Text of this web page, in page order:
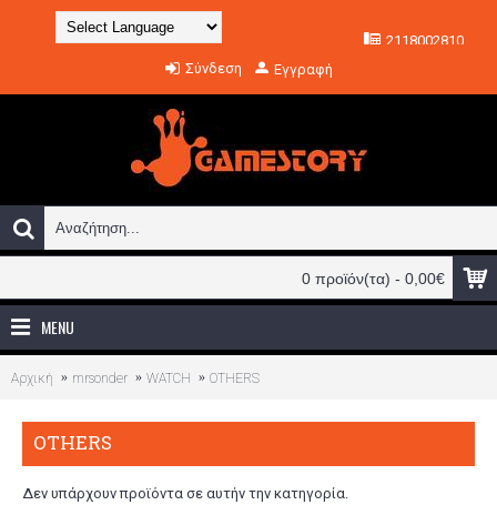
Translate
2118002810
Σύνδεση
Εγγραφή
0 προϊόν(τα) - 0,00€
MENU
Αρχική mrsonder WATCH OTHERS
OTHERS
Δεν υπάρχουν προϊόντα σε αυτήν την κατηγορία.